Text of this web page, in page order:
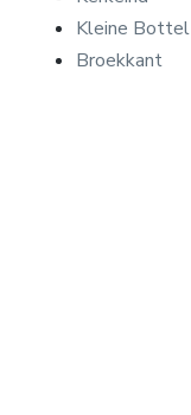
Kleine Bottel
Broekkant